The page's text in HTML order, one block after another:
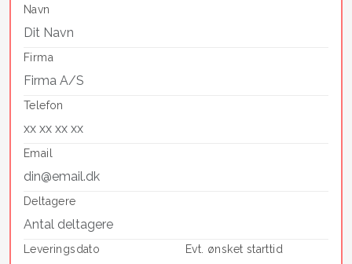
Navn
Firma
Telefon
Email
Deltagere
Leveringsdato Evt. ønsket starttid